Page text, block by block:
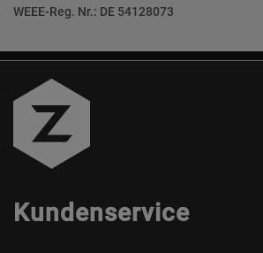
WEEE-Reg. Nr.: DE 54128073
Kundenservice